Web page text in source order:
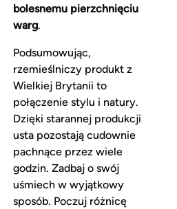
bolesnemu pierzchnięciu
warg.
Podsumowując,
rzemieślniczy produkt z
Wielkiej Brytanii to
połączenie stylu i natury.
Dzięki starannej produkcji
usta pozostają cudownie
pachnące przez wiele
godzin. Zadbaj o swój
uśmiech w wyjątkowy
sposób. Poczuj różnicę